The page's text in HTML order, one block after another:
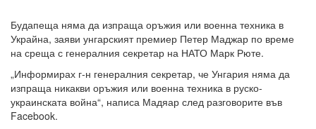
Будапеща няма да изпраща оръжия или военна техника в
Украйна, заяви унгарският премиер Петер Маджар по време
на среща с генералния секретар на НАТО Марк Рюте.
„Информирах г-н генералния секретар, че Унгария няма да
изпраща никакви оръжия или военна техника в руско-
украинската война“, написа Мадяар след разговорите във
Facebook.